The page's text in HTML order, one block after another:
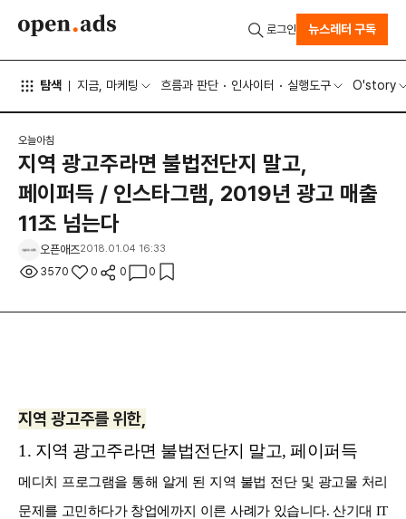
탐색 지금, 마케팅 흐름과 판단 인사이터 실행도구 O'story
로그인 뉴스레터 구독
오늘아침
지역 광고주라면 불법전단지 말고,
페이퍼득 / 인스타그램, 2019년 광고 매출
11조 넘는다
오픈애즈2018.01.04 16:33
3570 0 0 0
지역 광고주를 위한,
1. 지역 광고주라면 불법전단지 말고, 페이퍼득
메디치 프로그램을 통해 알게 된 지역 불법 전단 및 광고물 처리
문제를 고민하다가 창업에까지 이른 사례가 있습니다. 산기대 IT